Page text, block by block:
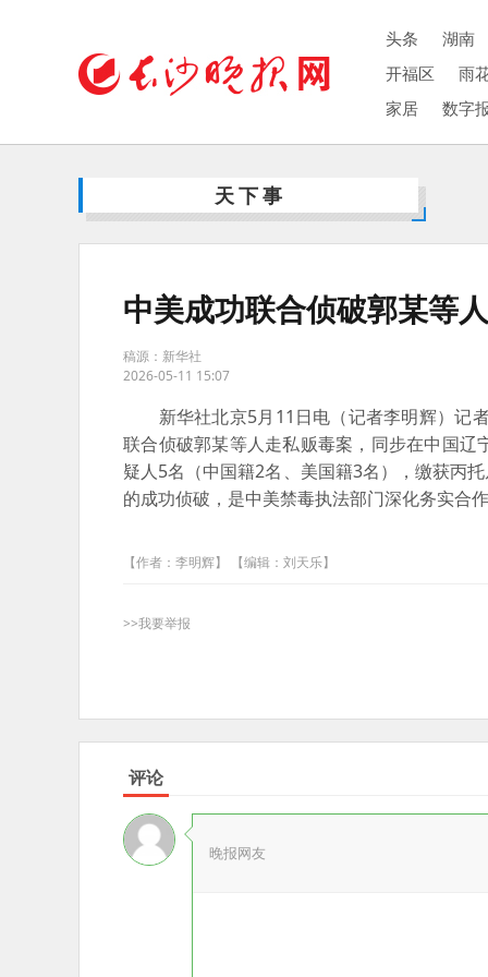
头条
湖南
开福区
雨
家居
数字
天下事
中美成功联合侦破郭某等
稿源：新华社
2026-05-11 15:07
新华社北京5月11日电（记者李明辉）记者
联合侦破郭某等人走私贩毒案，同步在中国
疑人5名（中国籍2名、美国籍3名），缴获丙
的成功侦破，是中美禁毒执法部门深化务实合
【作者：李明辉】 【编辑：刘天乐】
>>我要举报
评论
晚报网友